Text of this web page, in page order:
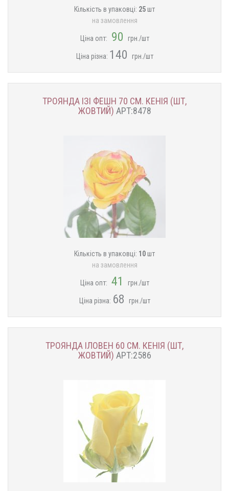
Кількість в упаковці: 25 шт
на замовлення
Ціна опт: 90 грн./шт
Ціна різна: 140 грн./шт
ТРОЯНДА ІЗІ ФЕШН 70 СМ. КЕНІЯ (ШТ,
ЖОВТИЙ) АРТ:8478
Кількість в упаковці: 10 шт
на замовлення
Ціна опт: 41 грн./шт
Ціна різна: 68 грн./шт
ТРОЯНДА ІЛОВЕН 60 СМ. КЕНІЯ (ШТ,
ЖОВТИЙ) АРТ:2586